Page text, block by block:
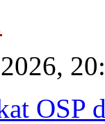
OSP